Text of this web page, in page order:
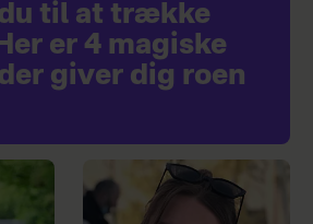
til at trække
er 4 magiske
giver dig roen